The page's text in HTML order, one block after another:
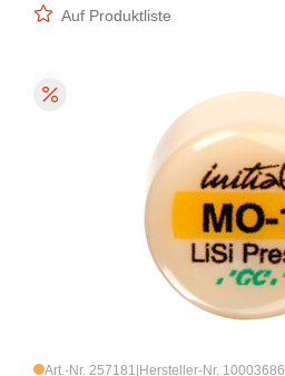
Auf Produktliste
Art.-Nr. 257181 Hersteller-Nr. 10003686